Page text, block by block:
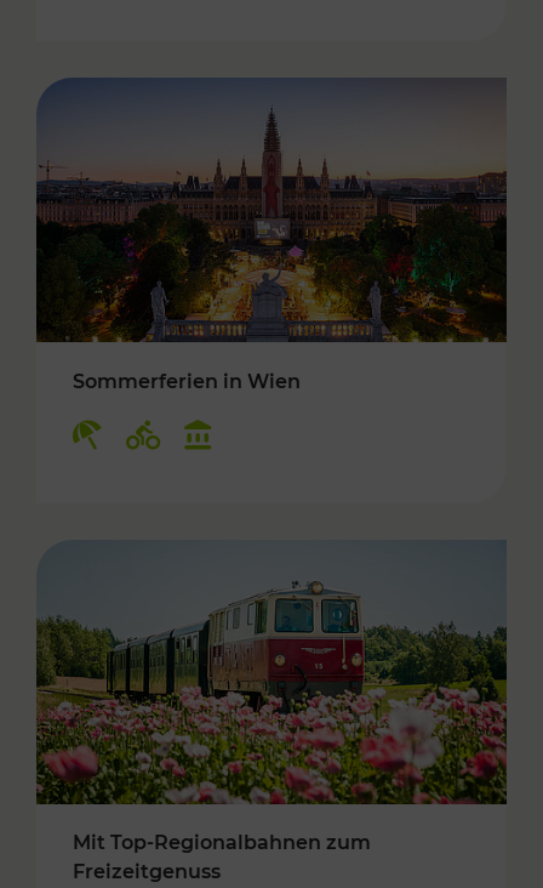
Sommerferien in Wien
Mit Top-Regionalbahnen zum
Freizeitgenuss